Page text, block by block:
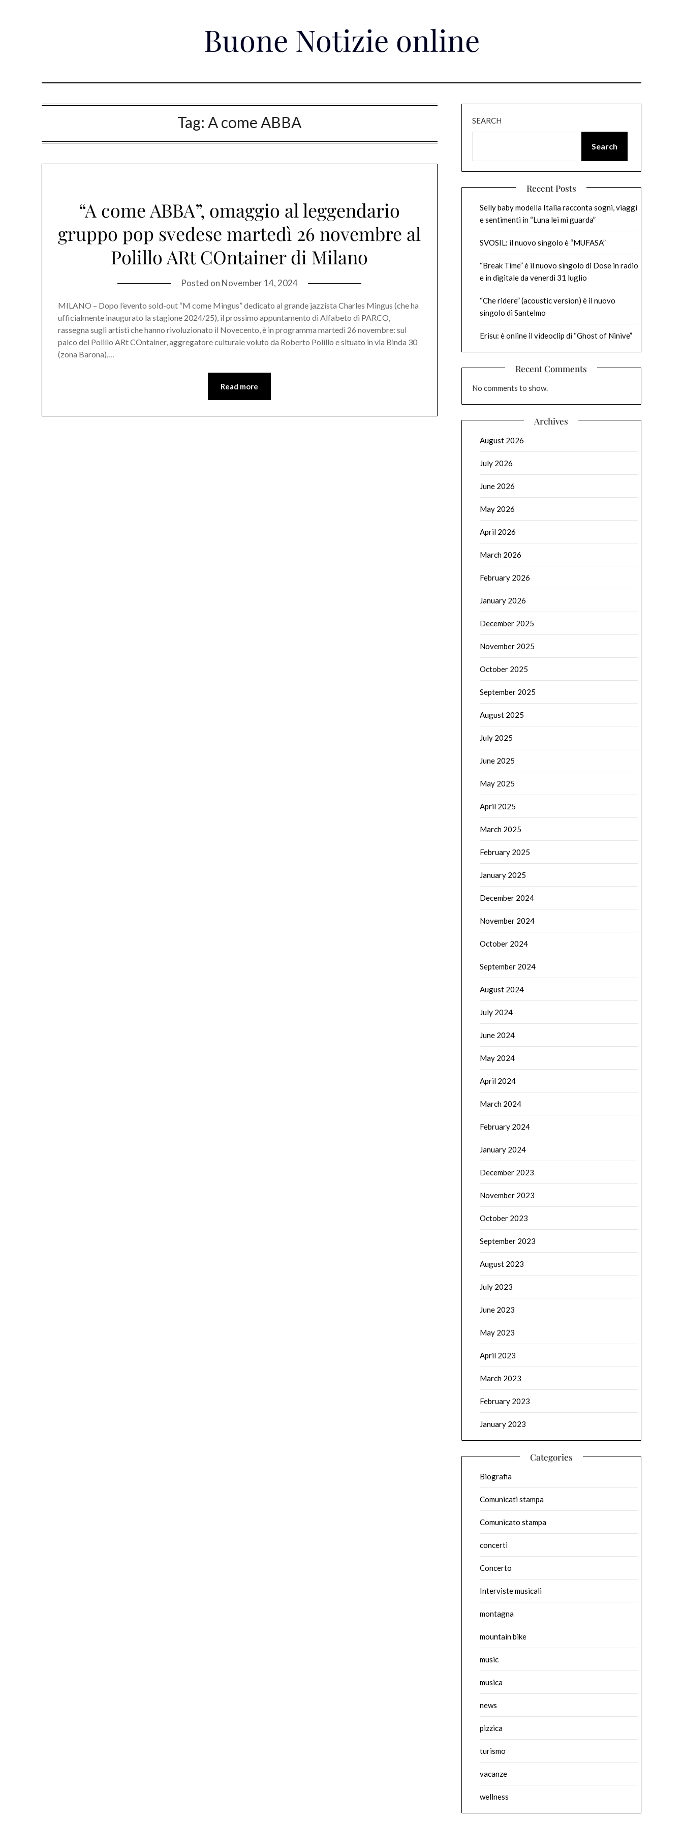
Buone Notizie online
Tag: A come ABBA
“A come ABBA”, omaggio al leggendario
gruppo pop svedese martedì 26 novembre al
Polillo ARt COntainer di Milano
Posted on November 14, 2024
MILANO – Dopo l’evento sold-out “M come Mingus” dedicato al grande jazzista Charles Mingus (che ha
ufficialmente inaugurato la stagione 2024/25), il prossimo appuntamento di Alfabeto di PARCO,
rassegna sugli artisti che hanno rivoluzionato il Novecento, è in programma martedì 26 novembre: sul
palco del Polillo ARt COntainer, aggregatore culturale voluto da Roberto Polillo e situato in via Binda 30
(zona Barona),…
Read more
SEARCH
Search
Recent Posts
Selly baby modella Italia racconta sogni, viaggi
e sentimenti in “Luna lei mi guarda”
SVOSIL: il nuovo singolo è “MUFASA”
“Break Time” è il nuovo singolo di Dose in radio
e in digitale da venerdì 31 luglio
“Che ridere” (acoustic version) è il nuovo
singolo di Santelmo
Erisu: è online il videoclip di “Ghost of Ninive”
Recent Comments
No comments to show.
Archives
August 2026
July 2026
June 2026
May 2026
April 2026
March 2026
February 2026
January 2026
December 2025
November 2025
October 2025
September 2025
August 2025
July 2025
June 2025
May 2025
April 2025
March 2025
February 2025
January 2025
December 2024
November 2024
October 2024
September 2024
August 2024
July 2024
June 2024
May 2024
April 2024
March 2024
February 2024
January 2024
December 2023
November 2023
October 2023
September 2023
August 2023
July 2023
June 2023
May 2023
April 2023
March 2023
February 2023
January 2023
Categories
Biografia
Comunicati stampa
Comunicato stampa
concerti
Concerto
Interviste musicali
montagna
mountain bike
music
musica
news
pizzica
turismo
vacanze
wellness